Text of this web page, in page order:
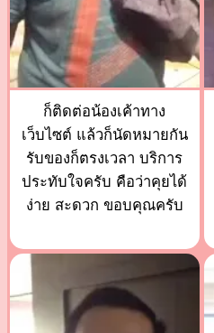
ก็ติดต่อน้องเค้าทาง
เว็บไซต์ แล้วก็นัดหมายกัน
รับของก็ตรงเวลา บริการ
ประทับใจครับ คือว่าคุยได้
ง่าย สะดวก ขอบคุณครับ